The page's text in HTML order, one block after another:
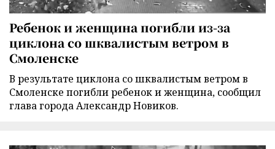
Ребенок и женщина погибли из-за
циклона со шквалистым ветром в
Смоленске
В результате циклона со шквалистым ветром в
Смоленске погибли ребенок и женщина, сообщил
глава города Александр Новиков.